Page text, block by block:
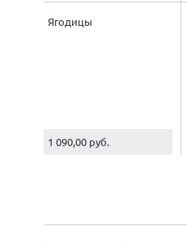
Ягодицы
1 090,00 руб.